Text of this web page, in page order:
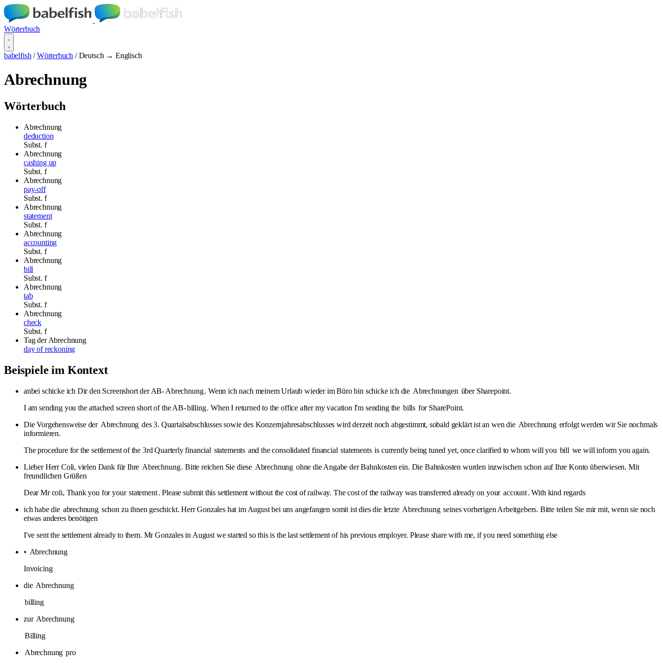
Wörterbuch
babelfish / Wörterbuch / Deutsch → Englisch
Abrechnung
Wörterbuch
Abrechnung
deduction
Subst. f
Abrechnung
cashing up
Subst. f
Abrechnung
pay-off
Subst. f
Abrechnung
statement
Subst. f
Abrechnung
accounting
Subst. f
Abrechnung
bill
Subst. f
Abrechnung
tab
Subst. f
Abrechnung
check
Subst. f
Tag der Abrechnung
day of reckoning
Beispiele im Kontext
anbei schicke ich Dir den Screenshort der AB-Abrechnung. Wenn ich nach meinem Urlaub wieder im Büro bin schicke ich die Abrechnungen über Sharepoint.
I am sending you the attached screen short of the AB-billing. When I returned to the office after my vacation I'm sending the bills for SharePoint.
Die Vorgehensweise der Abrechnung des 3. Quartalsabschlusses sowie des Konzernjahresabschlusses wird derzeit noch abgestimmt, sobald geklärt ist an wen die Abrechnung erfolgt werden wir Sie nochmals
informieren.
The procedure for the settlement of the 3rd Quarterly financial statements and the consolidated financial statements is currently being tuned yet, once clarified to whom will you bill we will inform you again.
Lieber Herr Coli, vielen Dank für Ihre Abrechnung. Bitte reichen Sie diese Abrechnung ohne die Angabe der Bahnkosten ein. Die Bahnkosten wurden inzwischen schon auf Ihre Konto überwiesen. Mit
freundlichen Grüßen
Dear Mr coli, Thank you for your statement. Please submit this settlement without the cost of railway. The cost of the railway was transferred already on your account. With kind regards
ich habe die abrechnung schon zu ihnen geschickt. Herr Gonzales hat im August bei uns angefangen somit ist dies die letzte Abrechnung seines vorherigen Arbeitgebers. Bitte teilen Sie mir mit, wenn sie noch
etwas anderes benötigen
I've sent the settlement already to them. Mr Gonzales in August we started so this is the last settlement of his previous employer. Please share with me, if you need something else
• Abrechnung
Invoicing
die Abrechnung
billing
zur Abrechnung
Billing
Abrechnung pro